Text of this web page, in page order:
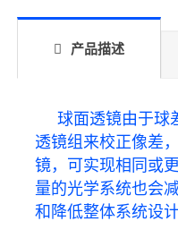
产品描述
球面透镜由于球
透镜组来校正像差
镜，可实现相同或
量的光学系统也会
和降低整体系统设计